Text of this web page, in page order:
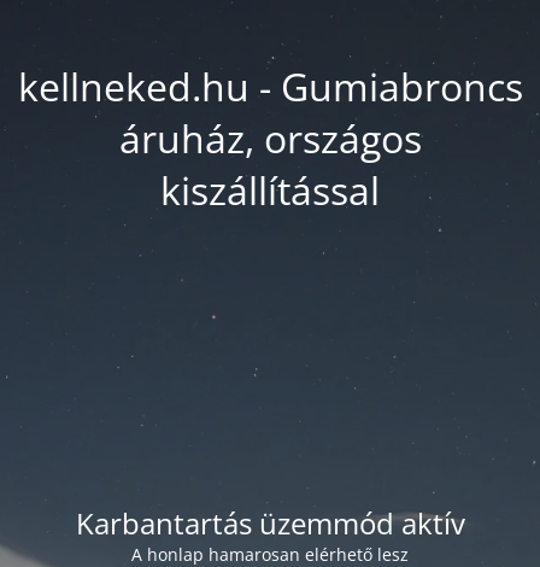
kellneked.hu - Gumiabroncs
áruház, országos
kiszállítással
Karbantartás üzemmód aktív
A honlap hamarosan elérhető lesz